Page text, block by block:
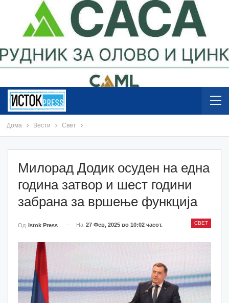
Дома Вести Свет
Милорад Додик осуден на една
година затвор и шест години
забрана за вршење функција
СВЕТ
Од Istok Press На 27 Фев, 2025 во 10:02 часот.